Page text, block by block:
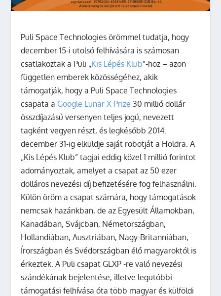
Puli Space Technologies örömmel tudatja, hogy
december 15-i utolsó felhívására is számosan
csatlakoztak a Puli „Kis Lépés Klub”-hoz – azon
független emberek közösségéhez, akik
támogatják, hogy a Puli Space Technologies
csapata a Google Lunar X Prize 30 millió dollár
összdíjazású versenyen teljes jogú, nevezett
tagként vegyen részt, és legkésőbb 2014.
december 31-ig elküldje saját robotját a Holdra. A
„Kis Lépés Klub” tagjai eddig közel 1 millió forintot
adományoztak, amelyet a csapat az 50 ezer
dolláros nevezési díj befizetésére fog felhasználni.
Külön öröm a csapat számára, hogy támogatások
nemcsak hazánkban, de az Egyesült Államokban,
Kanadában, Svájcban, Németországban,
Hollandiában, Ausztriában, Nagy-Britanniában,
Írországban és Svédországban élő magyaroktól is
érkeztek.A Puli csapat GLXP -re való nevezési
szándékának bejelentése, illetve legutóbbi
támogatási felhívása óta több magyar és külföldi